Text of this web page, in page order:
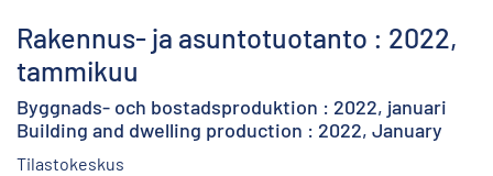
Rakennus- ja asuntotuotanto : 2022,
tammikuu
Byggnads- och bostadsproduktion : 2022, januari
Building and dwelling production : 2022, January
Tilastokeskus